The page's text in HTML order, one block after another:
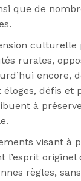
que de
culturelle
rurales,
encore,
défis et
à
visant à
originel
règles,